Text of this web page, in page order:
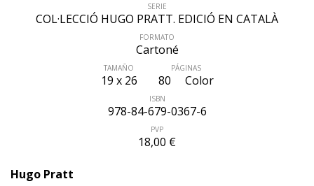
SERIE
COL·LECCIÓ HUGO PRATT. EDICIÓ EN CATALÀ
FORMATO
Cartoné
TAMAÑO
19 x 26
PÁGINAS
80 Color
ISBN
978-84-679-0367-6
PVP
18,00 €
Hugo Pratt